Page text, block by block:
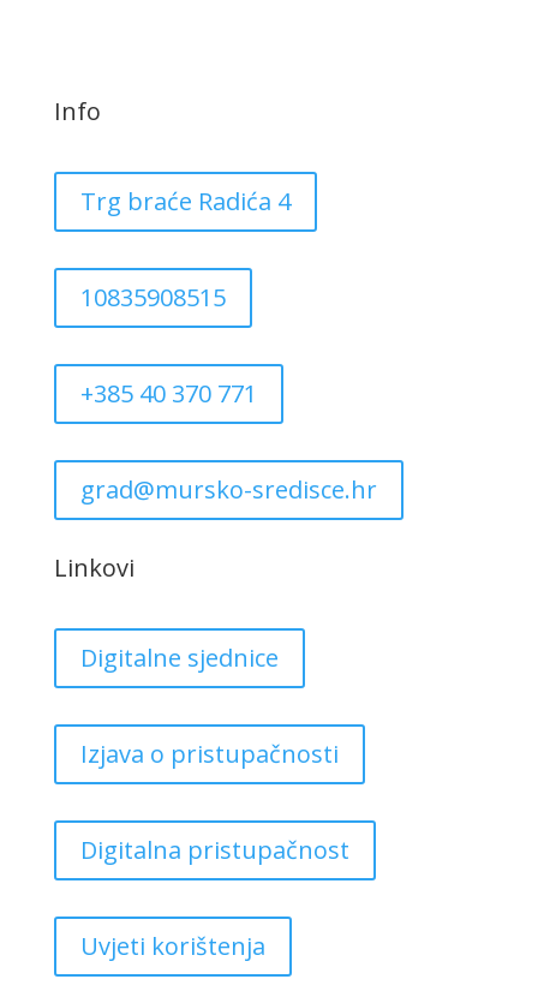
Info
Trg braće Radića 4
10835908515
+385 40 370 771
grad@mursko-sredisce.hr
Linkovi
Digitalne sjednice
Izjava o pristupačnosti
Digitalna pristupačnost
Uvjeti korištenja